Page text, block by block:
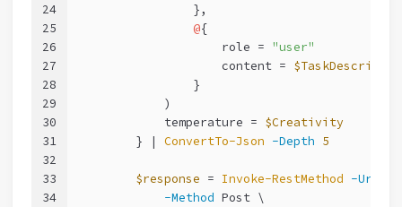
24
25
26
27
28
29
30
31
32
33
34
                },
@{
                    role =
"user"
                    content =
                }
            )
            temperature =
$Creativity
        } |
ConvertTo-Json -Depth 5
$response = Invoke-RestMethod -Uri
-Method Post \